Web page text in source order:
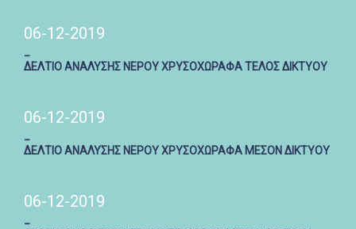
06-12-2019
ΔΕΛΤΙΟ ΑΝΑΛΥΣΗΣ ΝΕΡΟΥ ΧΡΥΣΟΧΩΡΑΦΑ ΤΕΛΟΣ ΔΙΚΤΥΟΥ
06-12-2019
ΔΕΛΤΙΟ ΑΝΑΛΥΣΗΣ ΝΕΡΟΥ ΧΡΥΣΟΧΩΡΑΦΑ ΜΕΣΟΝ ΔΙΚΤΥΟΥ
06-12-2019